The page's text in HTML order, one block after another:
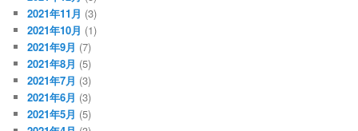
2021年11月 (3)
2021年10月 (1)
2021年9月 (7)
2021年8月 (5)
2021年7月 (3)
2021年6月 (3)
2021年5月 (5)